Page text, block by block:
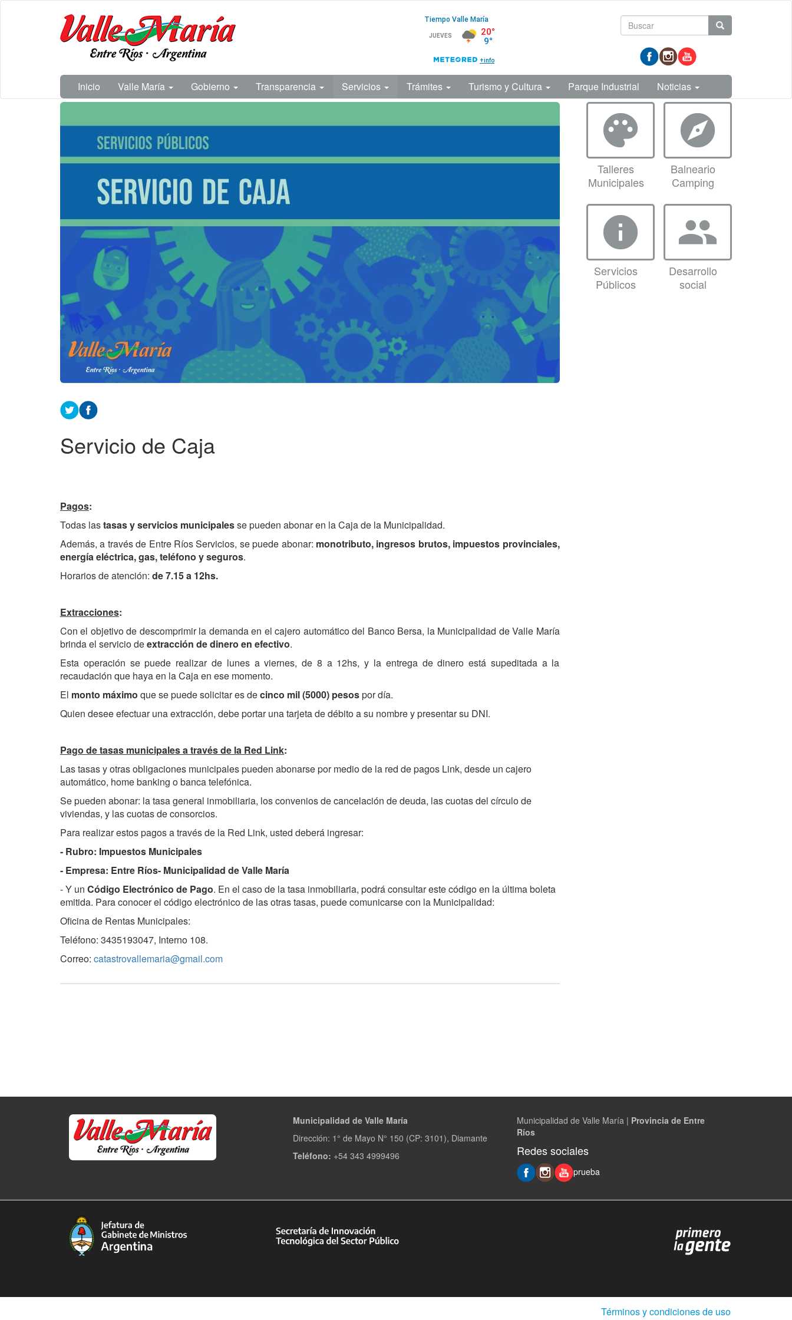
Municipalidad
de Valle
María
Formulario
de
búsqueda
Inicio Valle María Gobierno Transparencia Servicios Trámites Turismo y Cultura Parque Industrial Noticias
Contenido
principal
Servicio de Caja
Pagos:
Todas lastasas y servicios municipalesse pueden abonar en la Caja de la Municipalidad.
Además, a través de Entre Ríos Servicios, se puede abonar: monotributo, ingresos brutos, impuestos provinciales,
energía eléctrica, gas, teléfono y seguros.
Horarios de atención: de 7.15 a 12hs.
Extracciones:
Con el objetivo de descomprimir la demanda en el cajero automático del Banco Bersa, la Municipalidad de Valle María
brinda el servicio deextracción de dinero en efectivo.
Esta operación se puede realizar de lunes a viernes, de 8 a 12hs, y la entrega de dinero está supeditada a la
recaudación que haya en la Caja en ese momento.
El monto máximo que se puede solicitar es decinco mil (5000) pesospor día.
Quien desee efectuar una extracción, debe portar una tarjeta de débito a su nombre y presentar su DNI.
Pago de tasas municipales a través de la Red Link:
Las tasas y otras obligaciones municipales pueden abonarse por medio de la red de pagos Link, desde un cajero
automático, home banking o banca telefónica.
Se pueden abonar: la tasa general inmobiliaria, los convenios de cancelación de deuda, las cuotas del círculo de
viviendas, y las cuotas de consorcios.
Para realizar estos pagos a través de la Red Link, usted deberá ingresar:
- Rubro: Impuestos Municipales
- Empresa: Entre Ríos- Municipalidad de Valle María
- Y un Código Electrónico de Pago. En el caso de la tasa inmobiliaria, podrá consultar este código en la última boleta
emitida. Para conocer el código electrónico de las otras tasas, puede comunicarse con la Municipalidad:
Oficina de Rentas Municipales:
Teléfono: 3435193047, Interno 108.
Correo: catastrovallemaria@gmail.com
palette
Talleres
Municipales
explore
Balneario
Camping
info
Servicios
Públicos
group
Desarrollo
social
Municipalidad de Valle María
Dirección: 1° de Mayo N° 150 (CP: 3101), Diamante
Teléfono: +54 343 4999496
Municipalidad de Valle María | Provincia de Entre
Ríos
Redes sociales
prueba
Términos y condiciones de uso(Abre